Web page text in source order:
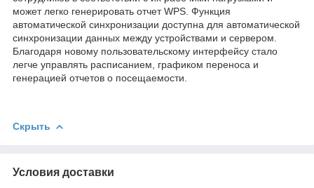
может легко генерировать отчет WPS. Функция
автоматической синхронизации доступна для автоматической
синхронизации данных между устройствами и сервером.
Благодаря новому пользовательскому интерфейсу стало
легче управлять расписанием, графиком переноса и
генерацией отчетов о посещаемости.
Скрыть
Условия доставки